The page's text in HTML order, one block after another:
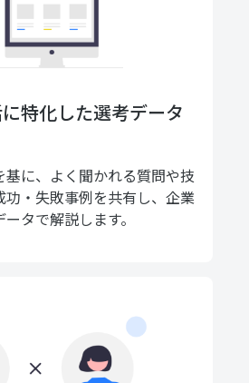
特化した選考データ
に、よく聞かれる質問や技
・失敗事例を共有し、企業
タで解説します。